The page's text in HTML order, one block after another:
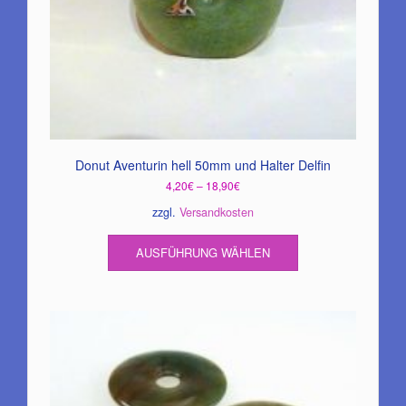
Donut Aventurin hell 50mm und Halter Delfin
4,20€– 18,90€
zzgl. Versandkosten
AUSFÜHRUNG WÄHLEN
Dieses
weist